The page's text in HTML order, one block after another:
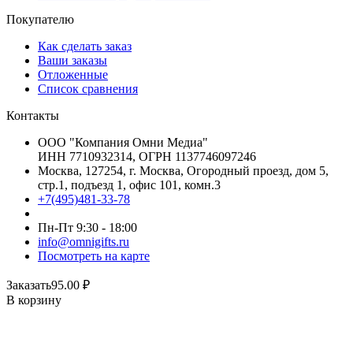
Покупателю
Как сделать заказ
Ваши заказы
Отложенные
Список сравнения
Контакты
ООО "Компания Омни Медиа"
ИНН 7710932314, ОГРН 1137746097246
Москва, 127254, г. Москва, Огородный проезд, дом 5,
стр.1, подъезд 1, офис 101, комн.3
+7(495)481-33-78
Пн-Пт 9:30 - 18:00
info@omnigifts.ru
Посмотреть на карте
Заказать95.00 ₽
В корзину